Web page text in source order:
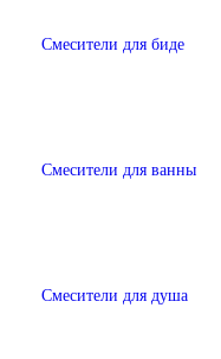
Смесители для биде
Смесители для ванны
Смесители для душа